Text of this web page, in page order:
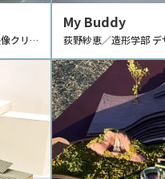
クリエ
My Buddy
荻野紗恵／造形学部